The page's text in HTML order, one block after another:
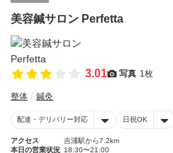
美容鍼サロン Perfetta
3.01 写真 1枚
整体 鍼灸
配達・デリバリー対応 日祝OK
アクセス
吉浦駅から7.2km
本日の営業状況 18:30〜21:00